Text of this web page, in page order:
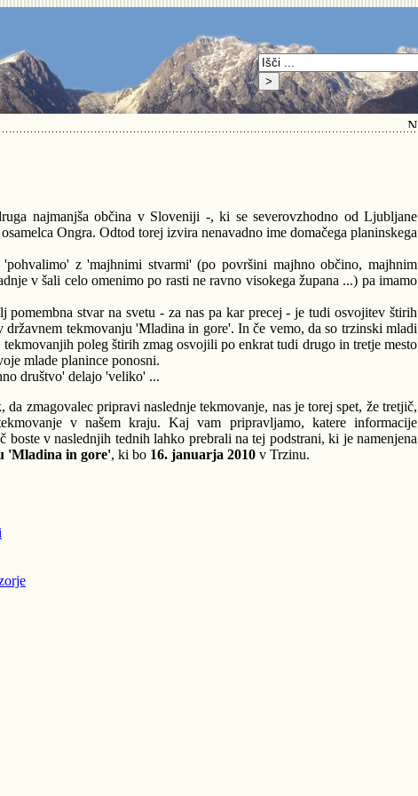
najmanjša občina v Sloveniji -, ki se severovzhodno od Ljubljane
Ongra. Odtod torej izvira nenavadno ime domačega planinskega
z 'majhnimi stvarmi' (po površini majhno občino, majhnim
v šali celo omenimo po rasti ne ravno visokega župana ...) pa imamo
pomembna stvar na svetu - za nas pa kar precej - je tudi osvojitev štirih
tekmovanju 'Mladina in gore'. In če vemo, da so trzinski mladi
poleg štirih zmag osvojili po enkrat tudi drugo in tretje mesto
mlade planince ponosni.
društvo' delajo 'veliko' ...
da zmagovalec pripravi naslednje tekmovanje, nas je torej spet, že tretjič,
v našem kraju. Kaj vam pripravljamo, katere informacije
boste v naslednjih tednih lahko prebrali na tej podstrani, ki je namenjena
'Mladina in gore', ki bo 16. januarja 2010 v Trzinu.